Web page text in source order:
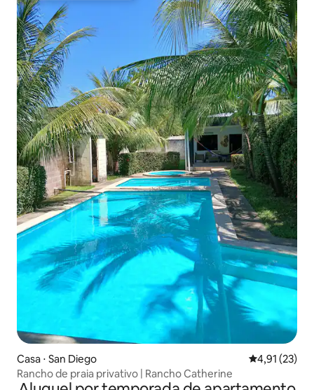
Casa ⋅ San Diego 4,91 de uma
4,91 (23)
Rancho de praia privativo | Rancho Catherine